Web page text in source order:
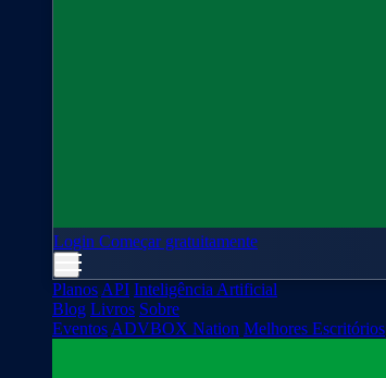
Login Começar gratuitamente
Planos API Inteligência Artificial
Blog Livros Sobre
Eventos ADVBOX Nation Melhores Escritórios